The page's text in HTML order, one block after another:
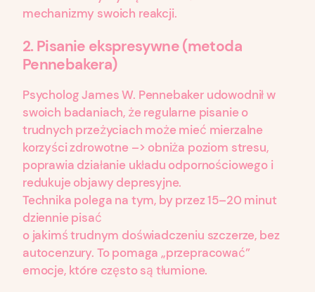
mechanizmy swoich reakcji.
2. Pisanie ekspresywne (metoda
Pennebakera)
Psycholog James W. Pennebaker udowodnił w
swoich badaniach, że regularne pisanie o
trudnych przeżyciach może mieć mierzalne
korzyści zdrowotne –> obniża poziom stresu,
poprawia działanie układu odpornościowego i
redukuje objawy depresyjne.
Technika polega na tym, by przez 15–20 minut
dziennie pisać
o jakimś trudnym doświadczeniu szczerze, bez
autocenzury. To pomaga „przepracować”
emocje, które często są tłumione.